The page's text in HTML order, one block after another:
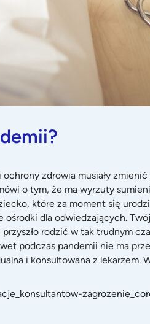
zdrowia musiały
o tym, że ma wyrzuty
które za moment się
dla odwiedzających.
rodzić w tak trudnym
podczas pandemii nie ma
i konsultowana z lekarzem.